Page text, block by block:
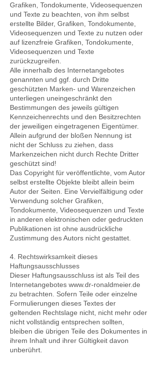
Grafiken, Tondokumente, Videosequenzen
und Texte zu beachten, von ihm selbst
erstellte Bilder, Grafiken, Tondokumente,
Videosequenzen und Texte zu nutzen oder
auf lizenzfreie Grafiken, Tondokumente,
Videosequenzen und Texte
zurückzugreifen.
Alle innerhalb des Internetangebotes
genannten und ggf. durch Dritte
geschützten Marken- und Warenzeichen
unterliegen uneingeschränkt den
Bestimmungen des jeweils gültigen
Kennzeichenrechts und den Besitzrechten
der jeweiligen eingetragenen Eigentümer.
Allein aufgrund der bloßen Nennung ist
nicht der Schluss zu ziehen, dass
Markenzeichen nicht durch Rechte Dritter
geschützt sind!
Das Copyright für veröffentlichte, vom Autor
selbst erstellte Objekte bleibt allein beim
Autor der Seiten. Eine Vervielfältigung oder
Verwendung solcher Grafiken,
Tondokumente, Videosequenzen und Texte
in anderen elektronischen oder gedruckten
Publikationen ist ohne ausdrückliche
Zustimmung des Autors nicht gestattet.
4. Rechtswirksamkeit dieses
Haftungsausschlusses
Dieser Haftungsausschluss ist als Teil des
Internetangebotes www.dr-ronaldmeier.de
zu betrachten. Sofern Teile oder einzelne
Formulierungen dieses Textes der
geltenden Rechtslage nicht, nicht mehr oder
nicht vollständig entsprechen sollten,
bleiben die übrigen Teile des Dokumentes in
ihrem Inhalt und ihrer Gültigkeit davon
unberührt.